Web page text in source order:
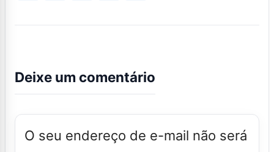
Deixe um comentário
O seu endereço de e-mail não será